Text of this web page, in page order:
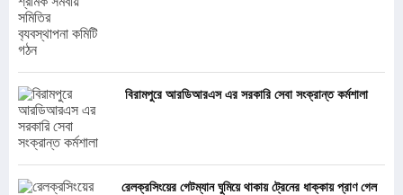
বিরামপুরে আরডিআরএস এর সরকারি সেবা সংক্রান্ত কর্মশালা
রেলক্রসিংয়ের গেটম্যান ঘুমিয়ে থাকায় ট্রেনের ধাক্কায় প্রাণ গেল